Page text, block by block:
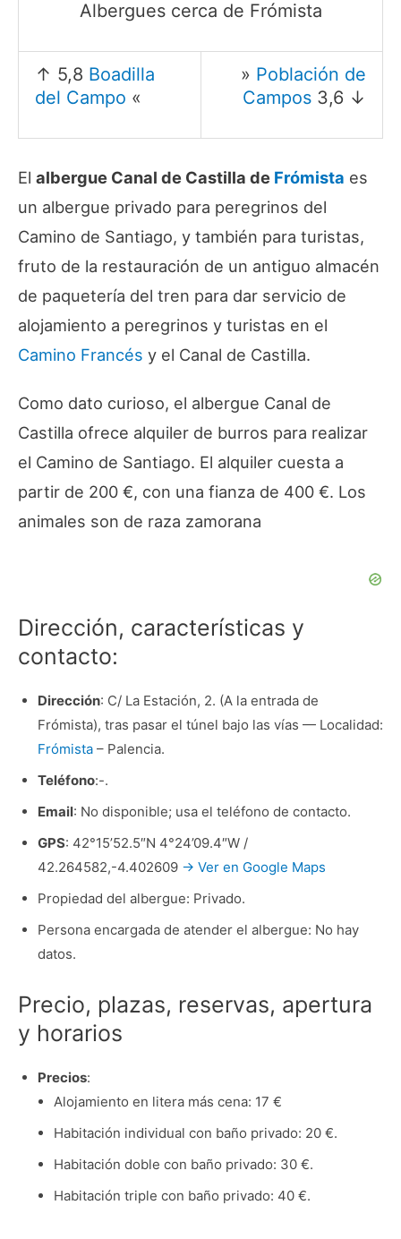
Albergues cerca de Frómista
↑ 5,8 Boadilla
del Campo «
» Población de
Campos3,6 ↓
El albergue Canal de Castilla de Frómista es
un albergue privado para peregrinos del
Camino de Santiago, y también para turistas,
fruto de la restauración de un antiguo almacén
de paquetería del tren para dar servicio de
alojamiento a peregrinos y turistas en el
Camino Francés y el Canal de Castilla.
Como dato curioso, el albergue Canal de
Castilla ofrece alquiler de burros para realizar
el Camino de Santiago. El alquiler cuesta a
partir de 200 €, con una fianza de 400 €. Los
animales son de raza zamorana
Dirección, características y
contacto:
Dirección: C/ La Estación, 2. (A la entrada de
Frómista), tras pasar el túnel bajo las vías — Localidad:
Frómista– Palencia.
Teléfono:-.
Email: No disponible; usa el teléfono de contacto.
GPS: 42°15’52.5″N 4°24’09.4″W /
42.264582,-4.402609 → Ver en Google Maps
Propiedad del albergue: Privado.
Persona encargada de atender el albergue: No hay
datos.
Precio, plazas, reservas, apertura
y horarios
Precios:
Alojamiento en litera más cena: 17 €
Habitación individual con baño privado: 20 €.
Habitación doble con baño privado: 30 €.
Habitación triple con baño privado: 40 €.